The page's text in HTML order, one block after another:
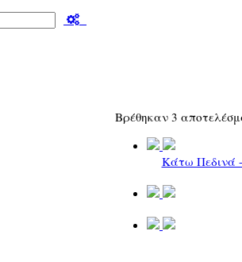
Βρέθηκαν 3
Κάτω Πεδινά -